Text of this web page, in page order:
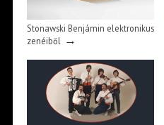
Stonawski Benjámin elektronikus
zenéiből→